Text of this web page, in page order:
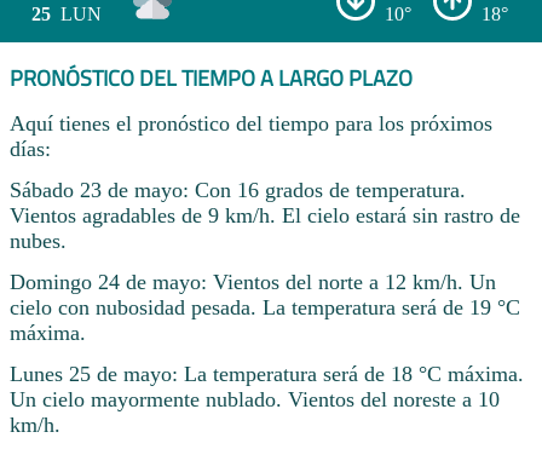
25 LUN 10° 18°
PRONÓSTICO DEL TIEMPO A LARGO PLAZO
Aquí tienes el pronóstico del tiempo para los próximos
días:
Sábado 23 de mayo: Con 16 grados de temperatura.
Vientos agradables de 9 km/h. El cielo estará sin rastro de
nubes.
Domingo 24 de mayo: Vientos del norte a 12 km/h. Un
cielo con nubosidad pesada. La temperatura será de 19 °C
máxima.
Lunes 25 de mayo: La temperatura será de 18 °C máxima.
Un cielo mayormente nublado. Vientos del noreste a 10
km/h.